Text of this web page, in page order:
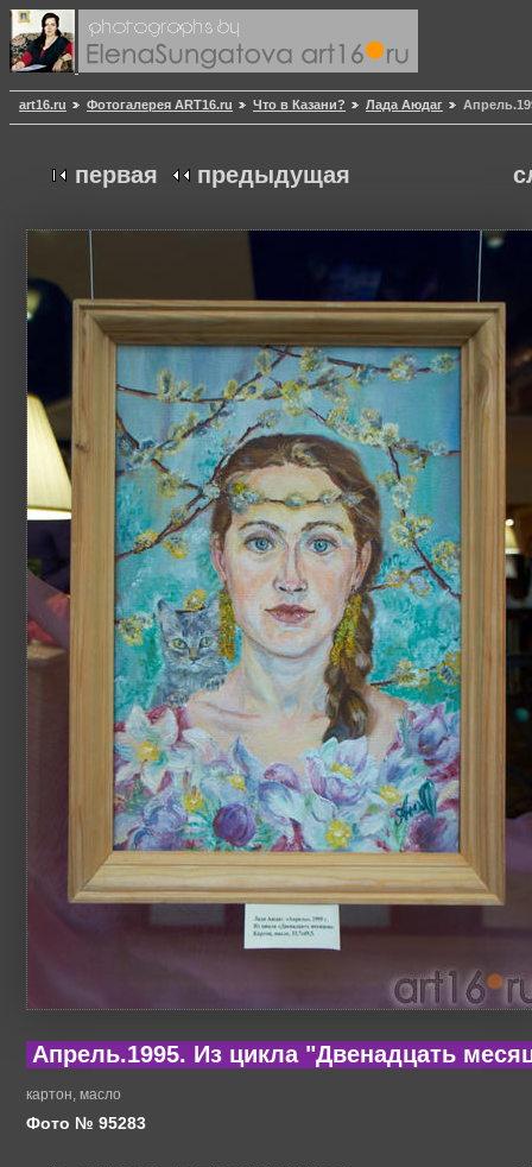
art16.ru Фотогалерея ART16.ru Что в Казани? Лада Аюдаг
первая предыдущая
Апрель.1995. Из цикла "Двенадцать
картон, масло
Фото № 95283